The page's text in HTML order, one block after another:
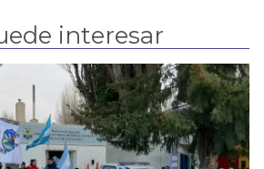
interesar